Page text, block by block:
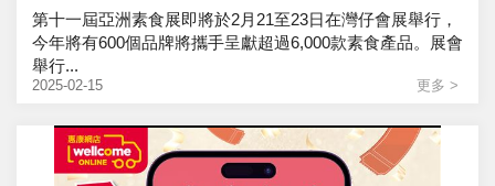
第十一屆亞洲素食展即將於2月21至23日在灣仔會展舉行，
今年將有600個品牌將攜手呈獻超過6,000款素食產品。展會
舉行...
2025-02-15 更多 >